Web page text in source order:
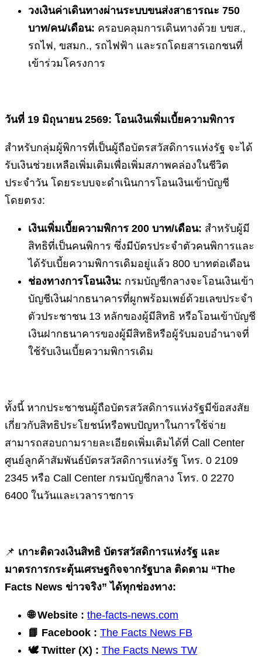
วงเงินค่าเดินทางผ่านระบบขนส่งสาธารณะ 750
บาท/คน/เดือน: ครอบคลุมการเดินทางด้วย บขส.,
รถไฟ, ขสมก., รถไฟฟ้า และรถโดยสารเอกชนที่
เข้าร่วมโครงการ
วันที่ 19 มิถุนายน 2569: โอนเงินเพิ่มเบี้ยความพิการ
สำหรับกลุ่มผู้พิการที่เป็นผู้ถือบัตรสวัสดิการแห่งรัฐ จะได้
รับเงินช่วยเหลือเพิ่มเติมเพื่อเพิ่มสภาพคล่องในชีวิต
ประจำวัน โดยระบบจะดำเนินการโอนเงินเข้าบัญชี
โดยตรง:
เงินเพิ่มเบี้ยความพิการ 200 บาท/เดือน: สำหรับผู้มี
สิทธิที่เป็นคนพิการ ซึ่งมีบัตรประจำตัวคนพิการและ
ได้รับเบี้ยความพิการเดิมอยู่แล้ว 800 บาทต่อเดือน
ช่องทางการโอนเงิน: กรมบัญชีกลางจะโอนเงินเข้า
บัญชีเงินฝากธนาคารที่ผูกพร้อมเพย์ด้วยเลขประจำ
ตัวประชาชน 13 หลักของผู้มีสิทธิ หรือโอนเข้าบัญชี
เงินฝากธนาคารของผู้มีสิทธิหรือผู้รับมอบอำนาจที่
ใช้รับเงินเบี้ยความพิการเดิม
ทั้งนี้ หากประชาชนผู้ถือบัตรสวัสดิการแห่งรัฐมีข้อสงสัย
เกี่ยวกับสิทธิประโยชน์หรือพบปัญหาในการใช้จ่าย
สามารถสอบถามรายละเอียดเพิ่มเติมได้ที่ Call Center
ศูนย์ลูกค้าสัมพันธ์บัตรสวัสดิการแห่งรัฐ โทร. 0 2109
2345 หรือ Call Center กรมบัญชีกลาง โทร. 0 2270
6400 ในวันและเวลาราชการ
📌 เกาะติดวงเงินสิทธิ บัตรสวัสดิการแห่งรัฐ และ
มาตรการกระตุ้นเศรษฐกิจจากรัฐบาล ติดตาม “The
Facts News ข่าวจริง” ได้ทุกช่องทาง:
🌐Website : the-facts-news.com
📘 Facebook : The Facts News FB
🕊️ Twitter (X) : The Facts News TW